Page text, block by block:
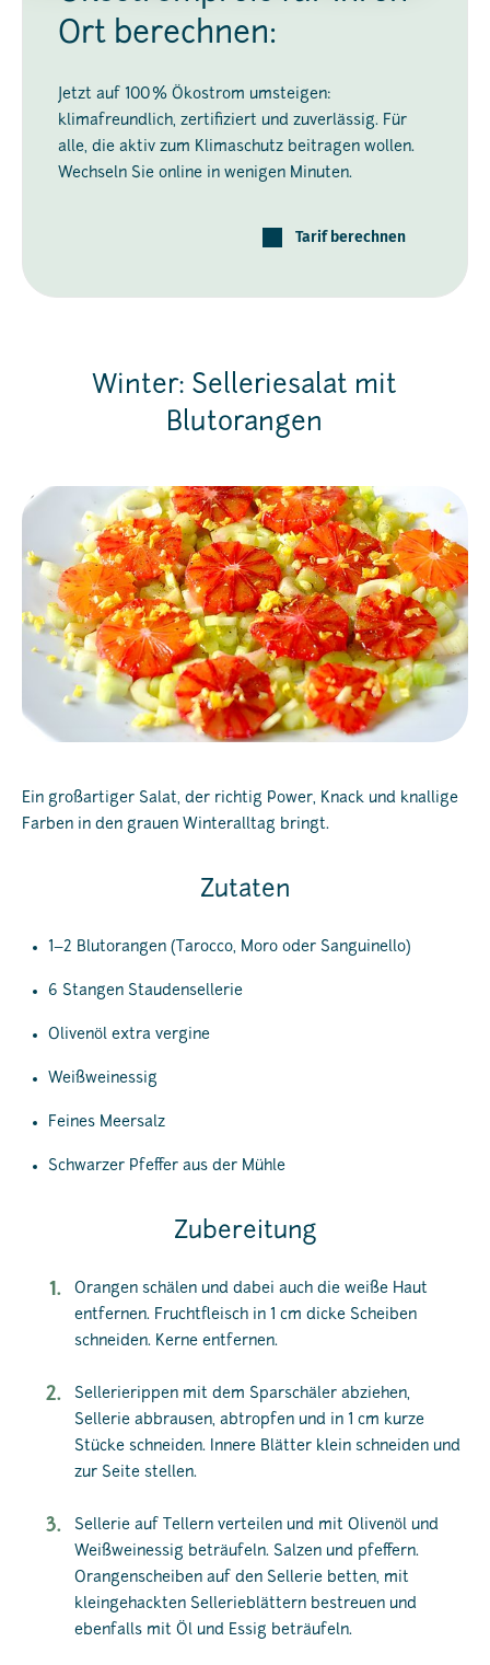
Ort berechnen:
Jetzt auf 100 % Ökostrom umsteigen:
klimafreundlich, zertifiziert und zuverlässig. Für
alle, die aktiv zum Klimaschutz beitragen wollen.
Wechseln Sie online in wenigen Minuten.
Tarif berechnen
Winter: Selleriesalat mit
Blutorangen
Ein großartiger Salat, der richtig Power, Knack und knallige
Farben in den grauen Winteralltag bringt.
Zutaten
1–2 Blutorangen (Tarocco, Moro oder Sanguinello)
6 Stangen Staudensellerie
Olivenöl extra vergine
Weißweinessig
Feines Meersalz
Schwarzer Pfeffer aus der Mühle
Zubereitung
Orangen schälen und dabei auch die weiße Haut
entfernen. Fruchtfleisch in 1 cm dicke Scheiben
schneiden. Kerne entfernen.
Sellerierippen mit dem Sparschäler abziehen,
Sellerie abbrausen, abtropfen und in 1 cm kurze
Stücke schneiden. Innere Blätter klein schneiden und
zur Seite stellen.
Sellerie auf Tellern verteilen und mit Olivenöl und
Weißweinessig beträufeln. Salzen und pfeffern.
Orangenscheiben auf den Sellerie betten, mit
kleingehackten Sellerieblättern bestreuen und
ebenfalls mit Öl und Essig beträufeln.